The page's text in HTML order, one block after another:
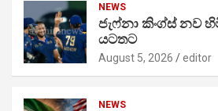
NEWS
ජැෆ්නා කිංග්ස් නව
යටතට
August 5, 2026 editor
NEWS